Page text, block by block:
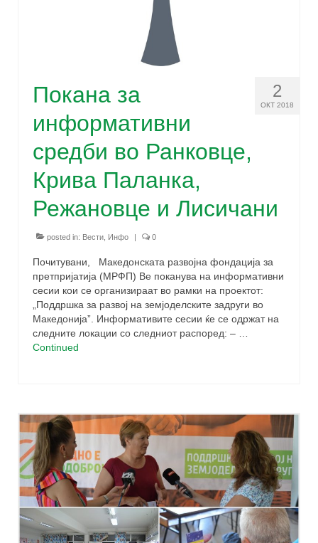
2
ОКТ 2018
Покана за
информативни
средби во Ранковце,
Крива Паланка,
Режановце и Лисичани
posted in: Вести Инфо | 0
Почитувани, Македонската развојна фондација за
претпријатија (МРФП) Ве поканува на информативни
сесии кои се организираат во рамки на проектот:
„Поддршка за развој на земјоделските задруги во
Македонија”. Информативите сесии ќе се одржат на
следните локации со следниот распоред: – …
Continued